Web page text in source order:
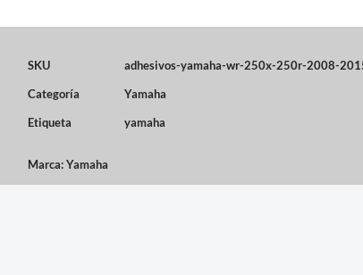
SKU
adhesivos-yamaha-wr-250x-250r-2008-
Categoría
Yamaha
Etiqueta
yamaha
Marca:Yamaha